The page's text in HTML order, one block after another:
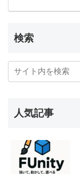
検索
人気記事